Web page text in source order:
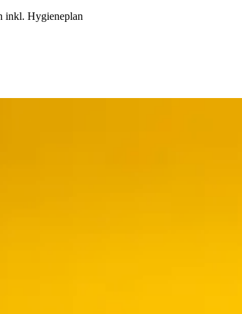
inkl. Hygieneplan